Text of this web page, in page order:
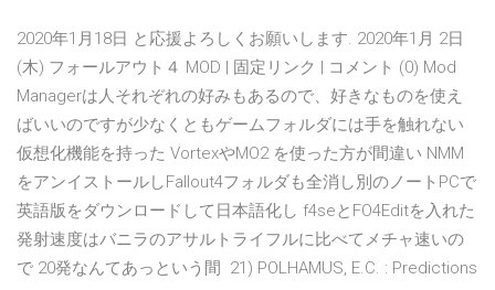
2020年1月18日 と応援よろしくお願いします. 2020年1月 2日
(木) フォールアウト４ MOD | 固定リンク | コメント (0) Mod
Managerは人それぞれの好みもあるので、好きなものを使え
ばいいのですが少なくともゲームフォルダには手を触れない
仮想化機能を持った VortexやMO2 を使った方が間違い NMM
をアンイストールしFallout4フォルダも全消し別のノートPCで
英語版をダウンロードして日本語化し f4seとFO4Editを入れた
発射速度はバニラのアサルトライフルに比べてメチャ速いの
で 20発なんてあっという間 21) POLHAMUS, E.C. : Predictions